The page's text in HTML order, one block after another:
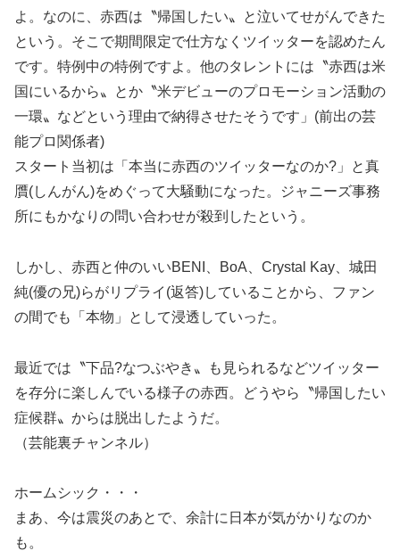
よ。なのに、赤西は〝帰国したい〟と泣いてせがんできた
という。そこで期間限定で仕方なくツイッターを認めたん
です。特例中の特例ですよ。他のタレントには〝赤西は米
国にいるから〟とか〝米デビューのプロモーション活動の
一環〟などという理由で納得させたそうです」(前出の芸
能プロ関係者)
スタート当初は「本当に赤西のツイッターなのか?」と真
贋(しんがん)をめぐって大騒動になった。ジャニーズ事務
所にもかなりの問い合わせが殺到したという。
しかし、赤西と仲のいいBENI、BoA、Crystal Kay、城田
純(優の兄)らがリプライ(返答)していることから、ファン
の間でも「本物」として浸透していった。
最近では〝下品?なつぶやき〟も見られるなどツイッター
を存分に楽しんでいる様子の赤西。どうやら〝帰国したい
症候群〟からは脱出したようだ。
（芸能裏チャンネル）
ホームシック・・・
まあ、今は震災のあとで、余計に日本が気がかりなのか
も。